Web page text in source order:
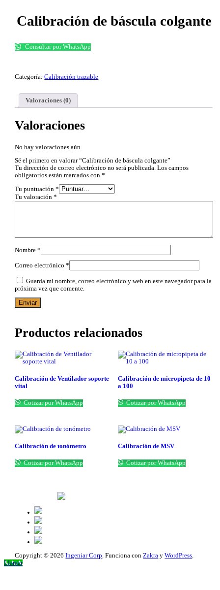
Calibración de báscula colgante
Consultar por WhatsApp
Categoría:Calibración trazable
Valoraciones (0)
Valoraciones
No hay valoraciones aún.
Sé el primero en valorar “Calibración de báscula colgante”
Tu dirección de correo electrónico no será publicada. Los campos
obligatorios están marcados con*
Tu puntuación*
Tu valoración*
Nombre*
Correo electrónico*
Guarda mi nombre, correo electrónico y web en este navegador para la
próxima vez que comente.
Productos relacionados
Calibración de Ventilador soporte
vital
Cotizar por WhatsApp
Calibración de micropipeta de 10
a 100
Cotizar por WhatsApp
Calibración de tonómetro
Cotizar por WhatsApp
Calibración de MSV
Cotizar por WhatsApp
Copyright © 2026Ingeniar Corp. Funciona conZakra yWordPress.
Scroll
Llamar